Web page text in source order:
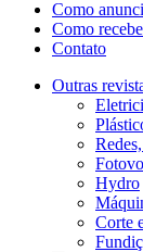
Como
Como
Contato
Outras
Hydro
Corte